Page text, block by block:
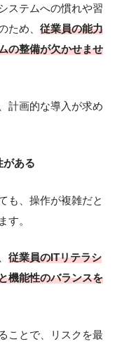
ステムへの慣れや習
ため、 従業員の能力
の整備が欠かせませ
計画的な導入が求め
がある
も、操作が複雑だと
す。
従業員のITリテラシ
機能性のバランスを
ことで、リスクを最